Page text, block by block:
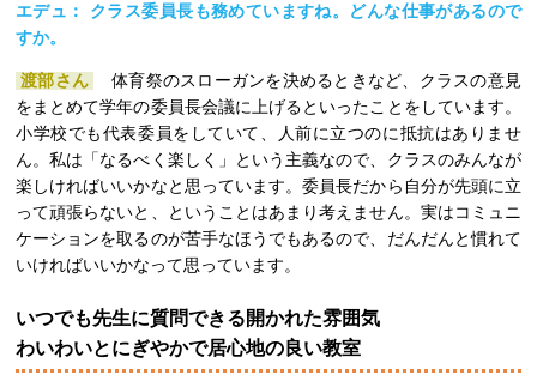
エデュ： クラス委員長も務めていますね。どんな仕事があるので
すか。
渡部さん
体育祭のスローガンを決めるときなど、クラスの意見
をまとめて学年の委員長会議に上げるといったことをしています。
小学校でも代表委員をしていて、人前に立つのに抵抗はありませ
ん。私は「なるべく楽しく」という主義なので、クラスのみんなが
楽しければいいかなと思っています。委員長だから自分が先頭に立
って頑張らないと、ということはあまり考えません。実はコミュニ
ケーションを取るのが苦手なほうでもあるので、だんだんと慣れて
いければいいかなって思っています。
いつでも先生に質問できる開かれた雰囲気
わいわいとにぎやかで居心地の良い教室